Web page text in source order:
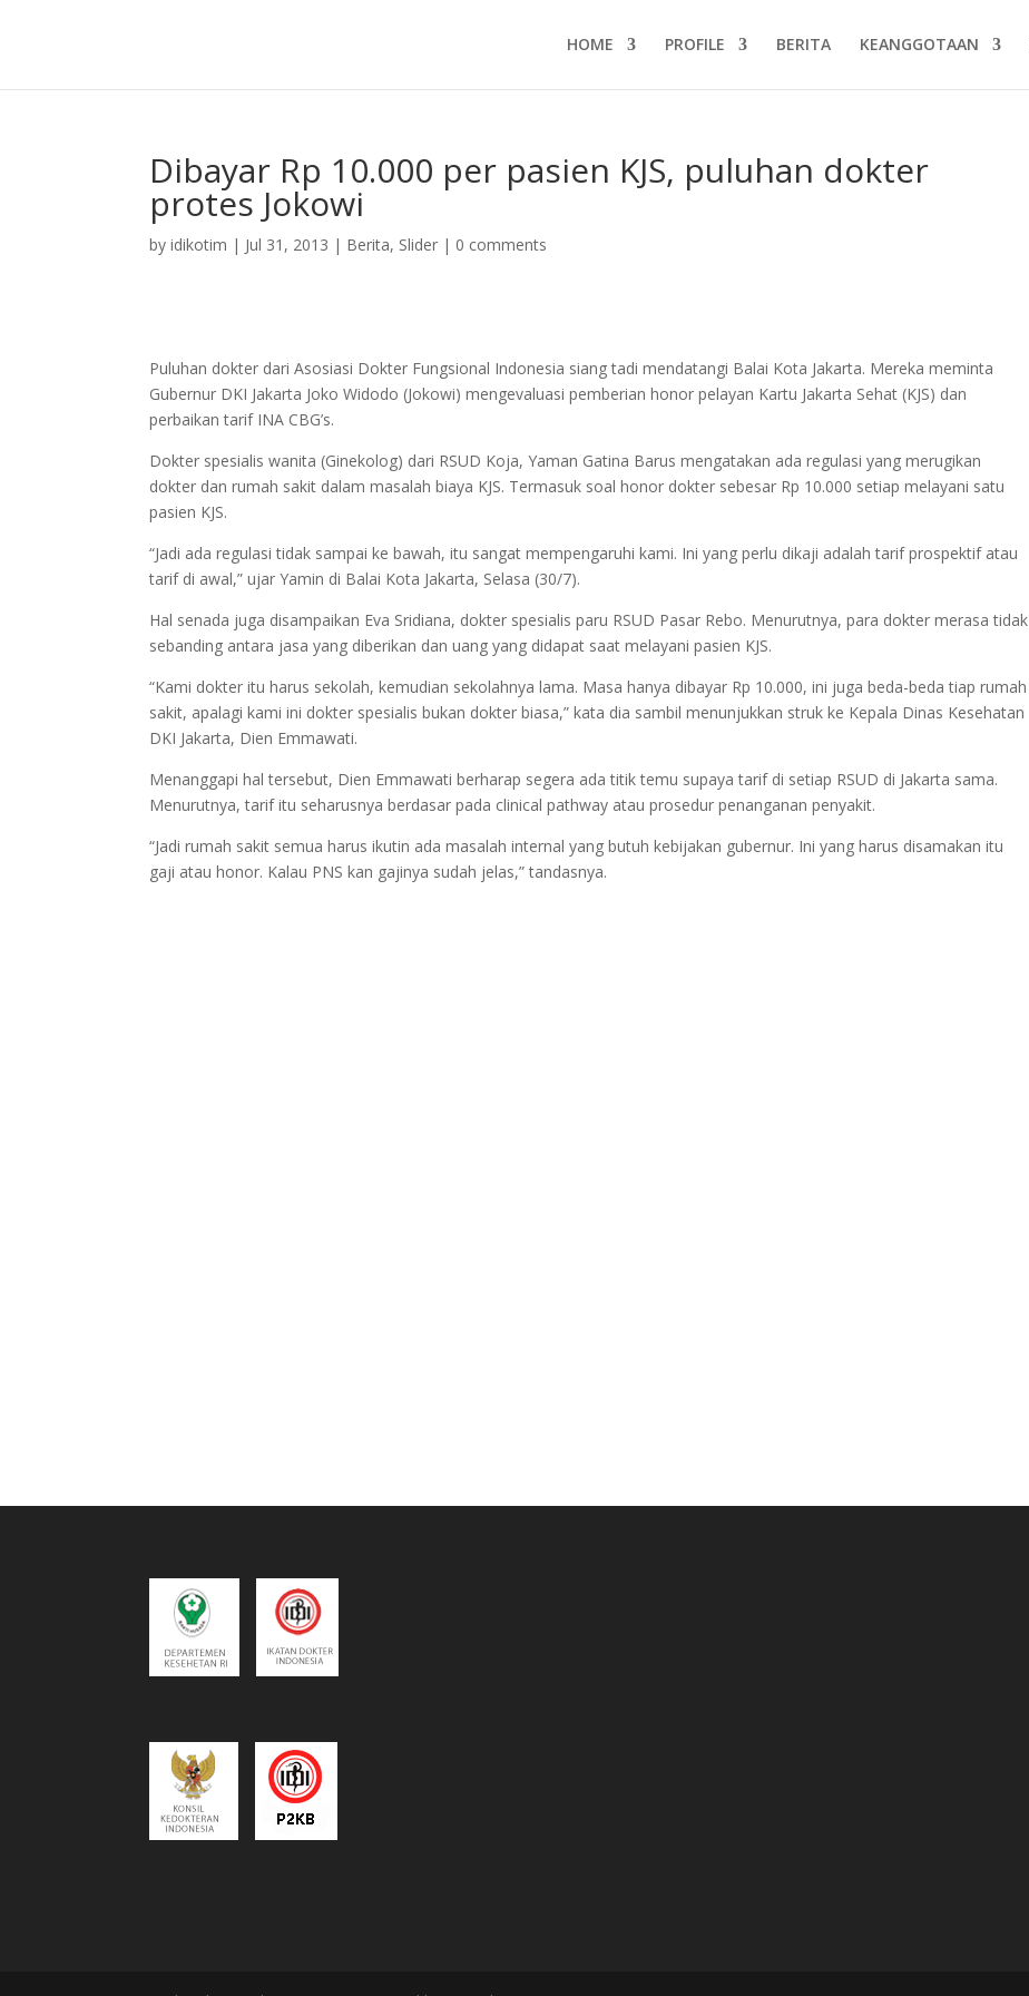
HOME PROFILE BERITA KEANGGOTAAN
Dibayar Rp 10.000 per pasien KJS, puluhan dokter
protes Jokowi
byidikotim | Jul 31, 2013 | Berita, Slider | 0 comments
Puluhan dokter dari Asosiasi Dokter Fungsional Indonesia siang tadi mendatangi Balai Kota Jakarta. Mereka meminta
Gubernur DKI Jakarta Joko Widodo (Jokowi) mengevaluasi pemberian honor pelayan Kartu Jakarta Sehat (KJS) dan
perbaikan tarif INA CBG’s.
Dokter spesialis wanita (Ginekolog) dari RSUD Koja, Yaman Gatina Barus mengatakan ada regulasi yang merugikan
dokter dan rumah sakit dalam masalah biaya KJS. Termasuk soal honor dokter sebesar Rp 10.000 setiap melayani satu
pasien KJS.
“Jadi ada regulasi tidak sampai ke bawah, itu sangat mempengaruhi kami. Ini yang perlu dikaji adalah tarif prospektif atau
tarif di awal,” ujar Yamin di Balai Kota Jakarta, Selasa (30/7).
Hal senada juga disampaikan Eva Sridiana, dokter spesialis paru RSUD Pasar Rebo. Menurutnya, para dokter merasa tidak
sebanding antara jasa yang diberikan dan uang yang didapat saat melayani pasien KJS.
“Kami dokter itu harus sekolah, kemudian sekolahnya lama. Masa hanya dibayar Rp 10.000, ini juga beda-beda tiap rumah
sakit, apalagi kami ini dokter spesialis bukan dokter biasa,” kata dia sambil menunjukkan struk ke Kepala Dinas Kesehatan
DKI Jakarta, Dien Emmawati.
Menanggapi hal tersebut, Dien Emmawati berharap segera ada titik temu supaya tarif di setiap RSUD di Jakarta sama.
Menurutnya, tarif itu seharusnya berdasar pada clinical pathway atau prosedur penanganan penyakit.
“Jadi rumah sakit semua harus ikutin ada masalah internal yang butuh kebijakan gubernur. Ini yang harus disamakan itu
gaji atau honor. Kalau PNS kan gajinya sudah jelas,” tandasnya.